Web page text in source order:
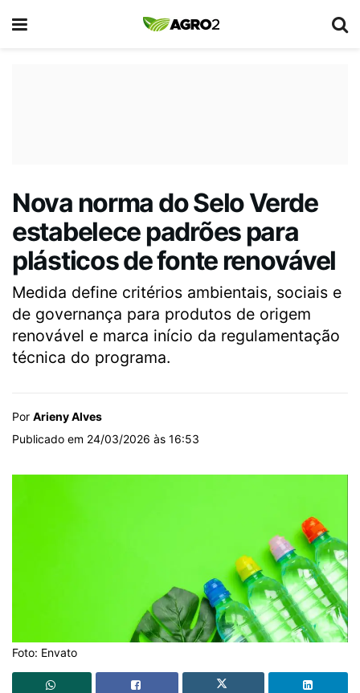
Nova norma do Selo Verde
estabelece padrões para
plásticos de fonte renovável
Medida define critérios ambientais, sociais e
de governança para produtos de origem
renovável e marca início da regulamentação
técnica do programa.
Por Arieny Alves
Publicado em 24/03/2026 às 16:53
Foto: Envato